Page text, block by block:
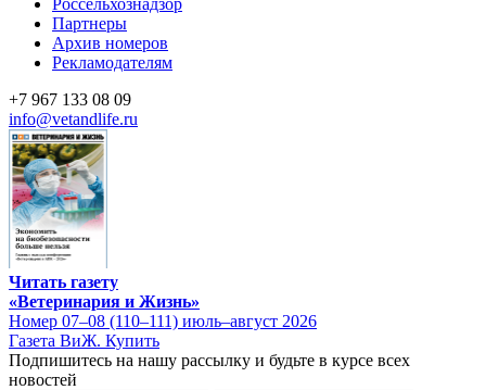
Россельхознадзор
Партнеры
Архив номеров
Рекламодателям
+7 967 133 08 09
info@vetandlife.ru
Читать газету
«Ветеринария и Жизнь»
Номер 07–08 (110–111) июль–август 2026
Газета ВиЖ. Купить
Подпишитесь на нашу рассылку и будьте в курсе всех
новостей